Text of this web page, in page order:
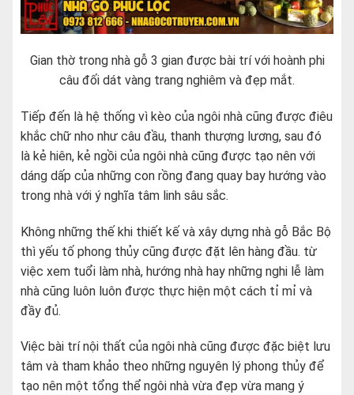
Gian thờ trong nhà gỗ 3 gian được bài trí với hoành phi
câu đối dát vàng trang nghiêm và đẹp mắt.
Tiếp đến là hệ thống vì kèo của ngôi nhà cũng được điêu
khắc chữ nho như câu đầu, thanh thượng lương, sau đó
là kẻ hiên, kẻ ngồi của ngôi nhà cũng được tạo nên với
dáng dấp của những con rồng đang quay bay hướng vào
trong nhà với ý nghĩa tâm linh sâu sắc.
Không những thế khi thiết kế và xây dựng nhà gỗ Bắc Bộ
thì yếu tố phong thủy cũng được đặt lên hàng đầu. từ
việc xem tuổi làm nhà, hướng nhà hay những nghi lễ làm
nhà cũng luôn luôn được thực hiện một cách tỉ mỉ và
đầy đủ.
Việc bài trí nội thất của ngôi nhà cũng được đặc biệt lưu
tâm và tham khảo theo những nguyên lý phong thủy để
tạo nên một tổng thể ngôi nhà vừa đẹp vừa mang ý